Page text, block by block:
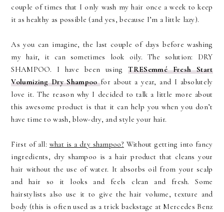
couple of times that I only wash my hair once a week to keep
it as healthy as possible (and yes, because I’m a little lazy).
As you can imagine, the last couple of days before washing
my hair, it can sometimes look oily. The solution: DRY
SHAMPOO. I have been usingTRESemmé Fresh Start
Volumizing Dry Shampoofor about a year, and I absolutely
love it. The reason why I decided to talk a little more about
this awesome product is that it can help you when you don’t
have time to wash, blow-dry, and style your hair.
First of all: what is a dry shampoo? Without getting into fancy
ingredients, dry shampoo is a hair product that cleans your
hair without the use of water. It absorbs oil from your scalp
and hair so it looks and feels clean and fresh. Some
hairstylists also use it to give the hair volume, texture and
body (this is often used as a trick backstage at Mercedes Benz